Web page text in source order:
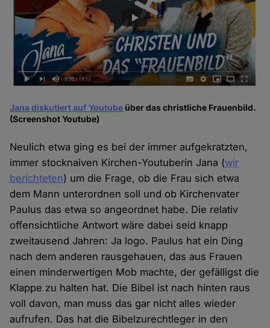
Jana diskutiert auf Youtube über das christliche Frauenbild.
(Screenshot Youtube)
Neulich etwa ging es bei der immer aufgekratzten,
immer stocknaiven Kirchen-Youtuberin Jana (wir
berichteten) um die Frage, ob die Frau sich etwa
dem Mann unterordnen soll und ob Kirchenvater
Paulus das etwa so angeordnet habe. Die relativ
offensichtliche Antwort wäre dabei seid knapp
zweitausend Jahren: Ja logo. Paulus hat ein Ding
nach dem anderen rausgehauen, das aus Frauen
einen minderwertigen Mob machte, der gefälligst die
Klappe zu halten hat. Die Bibel ist nach hinten raus
voll davon, man muss das gar nicht alles wieder
aufrufen. Das hat die Bibelzurechtleger in den